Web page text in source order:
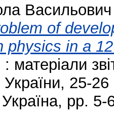
Васильович
of
physics in a
: матеріали
України, 25-
pp. 5-